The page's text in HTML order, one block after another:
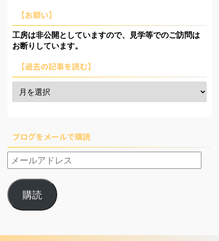
【お願い】
工房は非公開としていますので、見学等でのご訪問は
お断りしています。
【過去の記事を読む】
ブログをメールで購読
購読